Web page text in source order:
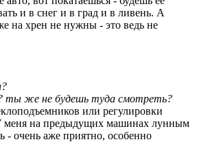
и в снег и в град и в ливень. А
на хрен не нужны - это ведь не
ты же не будешь туда смотреть?
или регулировки
меня на предыдущих машинах лунным
- очень аже приятно, особенно